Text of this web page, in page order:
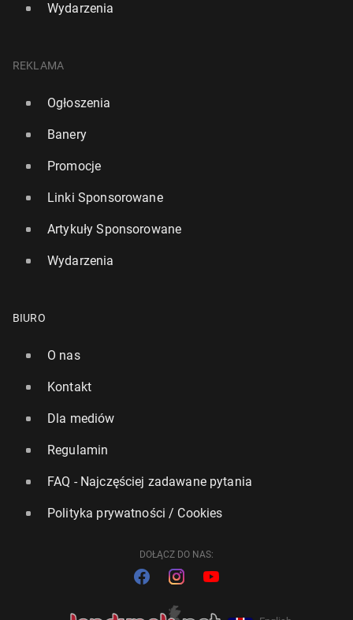
Wydarzenia
REKLAMA
Ogłoszenia
Banery
Promocje
Linki Sponsorowane
Artykuły Sponsorowane
Wydarzenia
BIURO
O nas
Kontakt
Dla mediów
Regulamin
FAQ - Najczęściej zadawane pytania
Polityka prywatności / Cookies
DOŁĄCZ DO NAS: